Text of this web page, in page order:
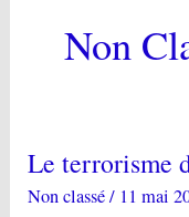
Non
Le terrorisme
Non classé/ 11 mai
Le
terrorisme